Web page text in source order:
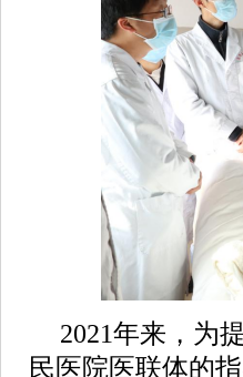
2021年来，为
民医院医联体的